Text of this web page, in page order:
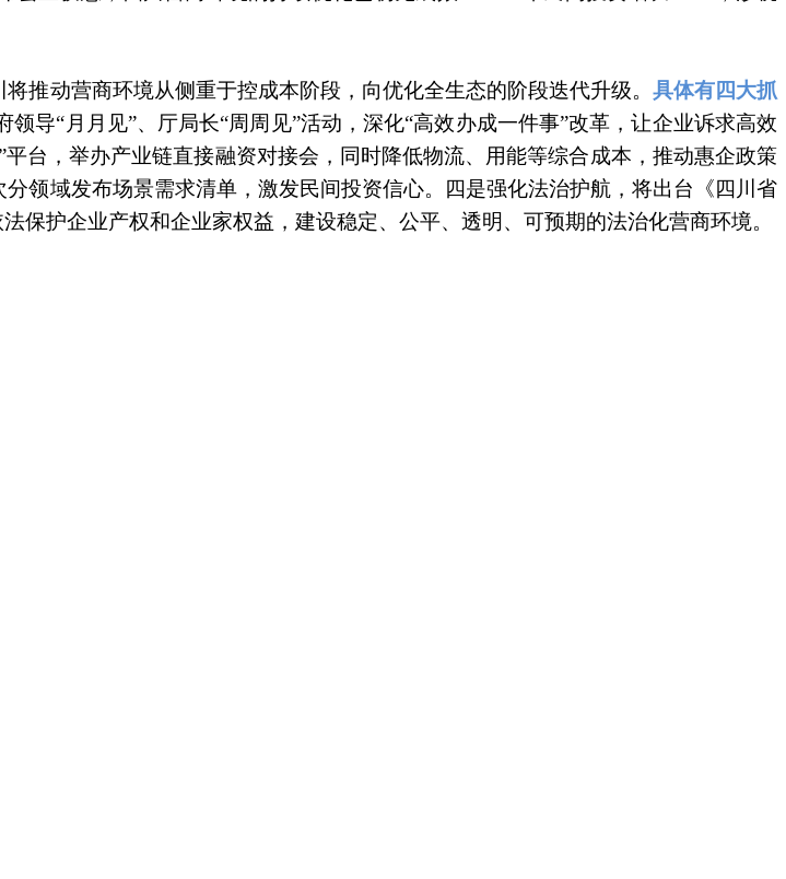
推动营商环境从侧重于控成本阶段，向优化全生态的阶段迭代升级。 具体有四大抓
导“月月见”、厅局长“周周见”活动，深化“高效办成一件事”改革，让企业诉求高效
台，举办产业链直接融资对接会，同时降低物流、用能等综合成本，推动惠企政策
领域发布场景需求清单，激发民间投资信心。四是强化法治护航，将出台《四川省
保护企业产权和企业家权益，建设稳定、公平、透明、可预期的法治化营商环境。